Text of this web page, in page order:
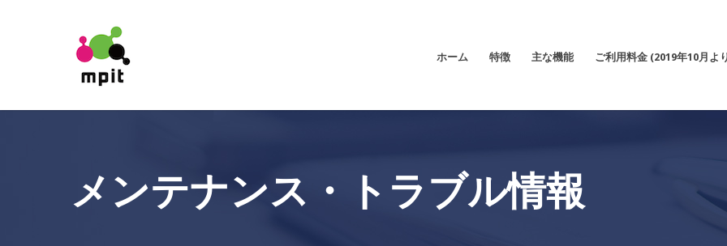
ホーム 特徴 主な機能 ご利用料金 (2019年10月よ
メンテナンス・トラブル情報